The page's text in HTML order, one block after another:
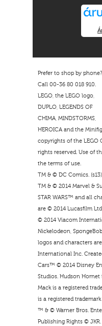
Prefer to shop by phone?
Call 00-36 80 018 910.
LEGO, the LEGO logo,
DUPLO, LEGENDS OF
CHIMA, MINDSTORMS,
HEROICA and the
copyrights of the LEGO
rights reserved. Use of
the terms of use.
TM & © DC Comics. (s13)
TM & © 2014 Marvel &
STAR WARS™ and all
are © 2014 Lucasfilm
© 2014 Viacom
Nickelodeon,
logos and characters
International Inc.
Cars™ © 2014 Disney
Studios. Hudson Hornet
Mack is a registered
is a registered
™ & © Warner Bros.
Publishing Rights © JKR.